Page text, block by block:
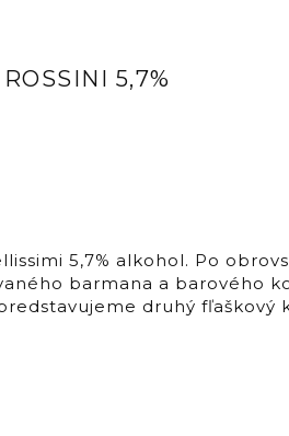
5,7%
5,7% alkohol. Po
barmana a barového
druhý fľaškový